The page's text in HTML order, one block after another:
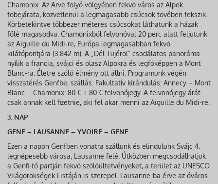
Chamonix. Az Arve folyó völgyében fekvő város az Alpok
főbejárata, közvetlenül a legmagasabb csúcsok tövében fekszik.
Körbetekintve többezer méteres csúcsokat láthatunk a házak
fölé magasodva. Chamonixból felvonóval 20 perc alatt feljutunk
az Aiguille du Midi-re, Európa legmagasabban fekvő
kilátópontjára (3.842 m). A „Dél Tűjéről” csodálatos panoráma
nyílik a francia, svájci és olasz Alpokra és legfőképpen a Mont
Blanc-ra. Életre szóló élmény ott állni. Programunk végén
visszatérés Genfbe, szállás. Fakultatív kirándulás: Annecy – Mont
Blanc – Chamonix: 80 € + 80 € felvonójegy. A felvonójegy árát
csak annak kell fizetnie, aki fel akar menni az Aiguille du Midi-re.
3. NAP
GENF – LAUSANNE – YVOIRE – GENF
Ezen a napon Genfben vonatra szállunk és elindulunk Svájc 4.
legnépesebb városa, Lausanne felé. Útközben megcsodálhatjuk
a Genfi-tó partján fekvő szőlőültetvényeket, a terület az UNESCO
Világörökségek Listáján is szerepel. Lausanne-ba érve az óváros